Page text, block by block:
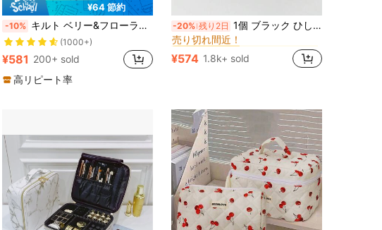
¥64 節約
-10% キルト ベリー&フローラル柄 コスメティックバッグ、ファッション ポータブルメイクアップバッグ、多機能収納ポーチ、大容量かわいいメイクアップバッグ、トラベルクラッチ、ミニメイクブラシホルダー、プリントトイレタリーバッグ、大容量メイクアップバッグ/ケース、リップスティック、メイクブラシ、スキンケア、携帯電話、小銭、小物を収納可能、自宅、休暇、ハロウィン、クリスマスなどのさまざまなシーンに適しています
(1000+)
¥581 200+ sold
高リピート率
-20% 残り2日 1個 ブラック ひし形 大容量 大型ミラー付きメイクアップバッグ レディース・女の子用、メイクアップバッグ メイクポーチ スキンケアバッグ トイレタリーバッグ パッキングキューブ、トラベルエッセンシャル クルーズエッセンシャル ドームエッセンシャル、ウェディング 花嫁介添人ギフト、母の日ギフト、誕生日ギフト、友人・先生へのギフト、ホームデコレーション、バスルーム リビング ベッドルームメイクアップオーガナイザー、ネイルポリッシュオーガナイザー、ポーチ、メイクアップポーチ、トラベルエッセンシャル
#2 ベストセラー に ブラック メイクアップバッグ
売り切れ間近！
#2 ベストセラー
売り切れ間近！
#2 ベストセラー
売り切れ間近！
#2 ベストセラー に ブラック メイクアップバッグ
¥574 1.8k+ sold